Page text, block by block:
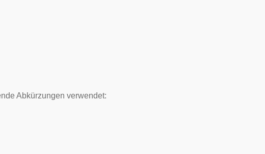
Abkürzungen verwendet: